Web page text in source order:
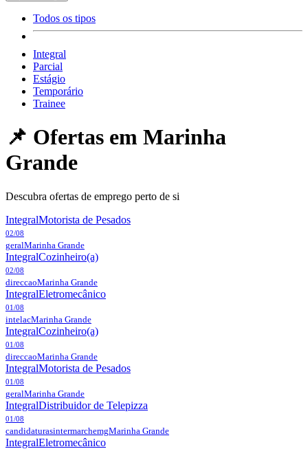
Todos os tipos
Integral
Parcial
Estágio
Temporário
Trainee
📌 Ofertas em Marinha
Grande
Descubra ofertas de emprego perto de si
IntegralMotorista de Pesados
02/08
geralMarinha Grande
IntegralCozinheiro(a)
02/08
direccaoMarinha Grande
IntegralEletromecânico
01/08
intelacMarinha Grande
IntegralCozinheiro(a)
01/08
direccaoMarinha Grande
IntegralMotorista de Pesados
01/08
geralMarinha Grande
IntegralDistribuidor de Telepizza
01/08
candidaturasintermarchemgMarinha Grande
IntegralEletromecânico